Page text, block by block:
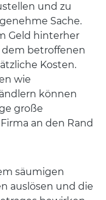
und zu
Sache.
Geld hinterher
dem betroffenen
Kosten.
wie
können
große
an den Rand
säumigen
auslösen und die